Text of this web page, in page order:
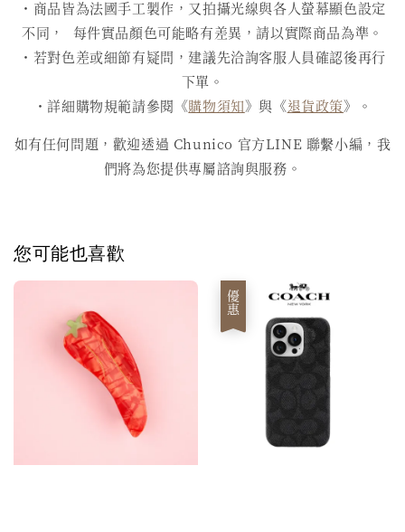
・商品皆為法國手工製作，又拍攝光線與各人螢幕顯色設定
不同， 每件實品顏色可能略有差異，請以實際商品為準。
・若對色差或細節有疑問，建議先洽詢客服人員確認後再行
下單。
・詳細購物規範請參閱《購物須知》與《退貨政策》。
如有任何問題，歡迎透過 Chunico 官方LINE 聯繫小編，我
們將為您提供專屬諮詢與服務。
您可能也喜歡
優惠